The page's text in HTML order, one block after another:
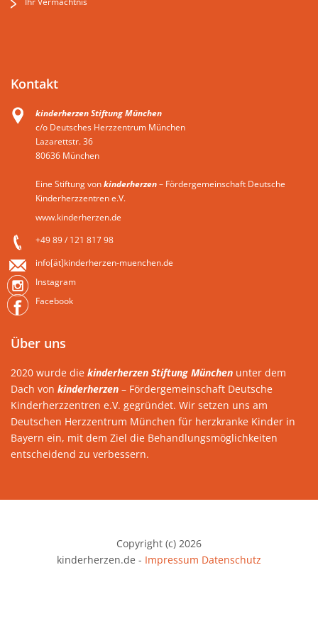
Kontakt
kinderherzen Stiftung München
c/o Deutsches Herzzentrum München
Lazarettstr. 36
80636 München
Eine Stiftung vonkinderherzen– Fördergemeinschaft Deutsche
Kinderherzzentren e.V.
www.kinderherzen.de
+49 89 / 121 817 98
info[ät]kinderherzen-muenchen.de
Instagram
Facebook
Über uns
2020 wurde die kinderherzen Stiftung München unter dem
Dach von kinderherzen – Fördergemeinschaft Deutsche
Kinderherzzentren e.V. gegründet. Wir setzen uns am
Deutschen Herzzentrum München für herzkranke Kinder in
Bayern ein, mit dem Ziel die Behandlungsmöglichkeiten
entscheidend zu verbessern.
Copyright (c) 2026
kinderherzen.de - Impressum Datenschutz